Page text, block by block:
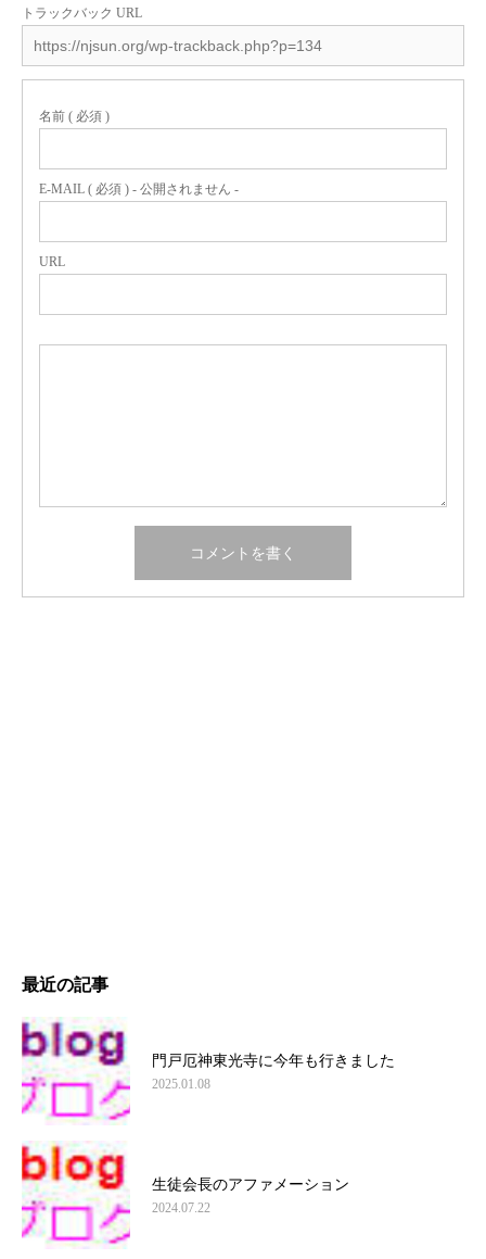
トラックバック URL
名前 ( 必須 )
E-MAIL ( 必須 ) - 公開されません -
URL
最近の記事
門戸厄神東光寺に今年も行きました
2025.01.08
生徒会長のアファメーション
2024.07.22